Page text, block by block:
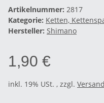
Artikelnummer: 2817
Kategorie: Ketten,
Hersteller: Shimano
1,90 €
inkl. 19% USt. , zzgl. Versand